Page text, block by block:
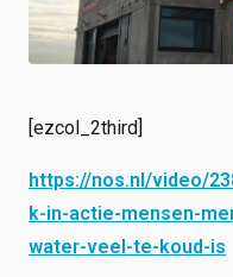
Nieuws
Inloggen
[ezcol_2third]
https://nos.nl/video/
k-in-actie-mensen-
water-veel-te-koud-is